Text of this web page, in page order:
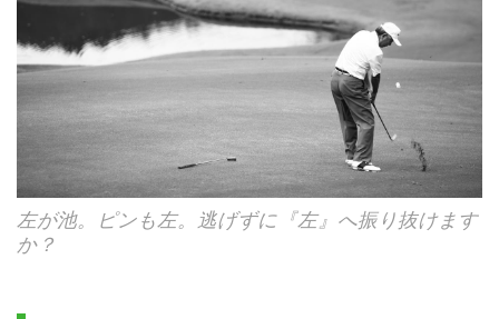
左が池。ピンも左。逃げずに『左』へ振り抜けます
か？